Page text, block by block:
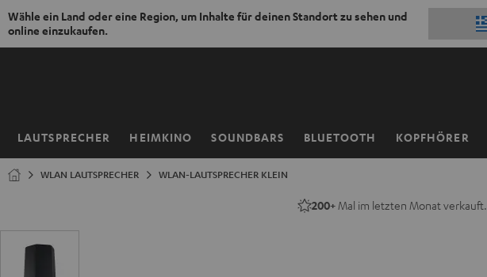
Wähle ein Land oder eine Region, um Inhalte für deinen Standort zu sehen und
online einzukaufen.
ZUM
LAUTSPRECHER HEIMKINO SOUNDBARS BLUETOOTH KOPFHÖRER
Startseite
WLAN LAUTSPRECHER WLAN-LAUTSPRECHER KLEIN
200+ Mal im letzten Monat verkauft.